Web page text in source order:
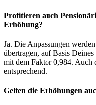
Profitieren auch
Erhöhung?
Ja. Die Anpassungen
übertragen, auf Basis
mit dem Faktor 0,984. Auch
entsprechend.
Gelten die Erhöhungen